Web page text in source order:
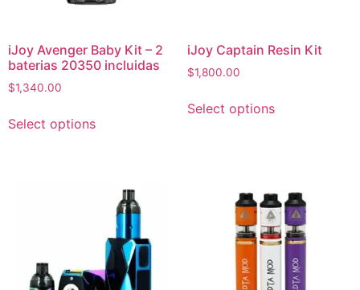
iJoy Avenger Baby Kit – 2
baterias 20350 incluidas
$1,340.00
Select options
iJoy Captain Resin Kit
$1,800.00
Select options